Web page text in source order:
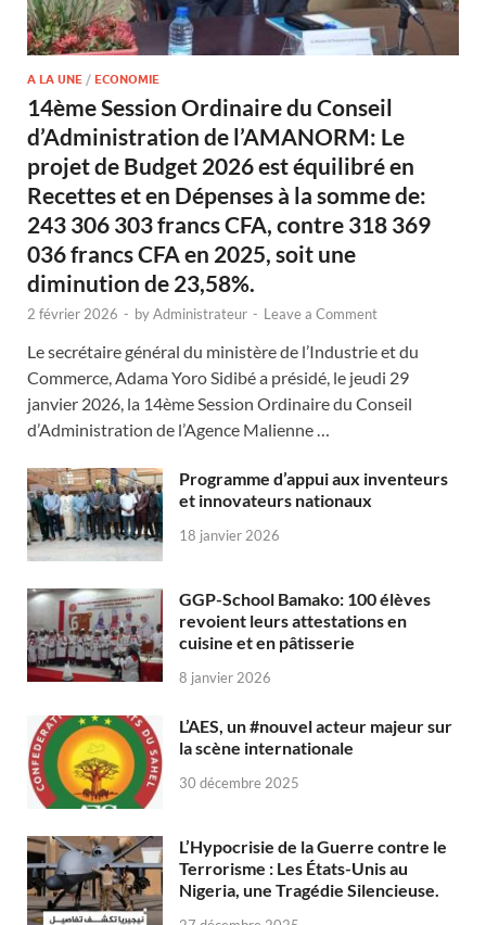
A LA UNE / ECONOMIE
14ème Session Ordinaire du Conseil
d’Administration de l’AMANORM: Le
projet de Budget 2026 est équilibré en
Recettes et en Dépenses à la somme de:
243 306 303 francs CFA, contre 318 369
036 francs CFA en 2025, soit une
diminution de 23,58%.
2 février 2026 - byAdministrateur - Leave a Comment
Le secrétaire général du ministère de l’Industrie et du
Commerce, Adama Yoro Sidibé a présidé, le jeudi 29
janvier 2026, la 14ème Session Ordinaire du Conseil
d’Administration de l’Agence Malienne …
Programme d’appui aux inventeurs
et innovateurs nationaux
18 janvier 2026
GGP-School Bamako: 100 élèves
revoient leurs attestations en
cuisine et en pâtisserie
8 janvier 2026
L’AES, un #nouvel acteur majeur sur
la scène internationale
30 décembre 2025
L’Hypocrisie de la Guerre contre le
Terrorisme : Les États-Unis au
Nigeria, une Tragédie Silencieuse.